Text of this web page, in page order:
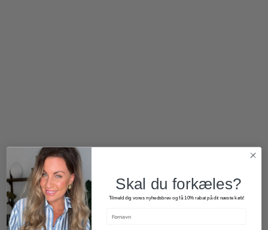
800,00kr. 480,00
Skal du forkæles?
Tilmeld dig vores nyhedsbrev og få 10% rabat på dit næste køb!